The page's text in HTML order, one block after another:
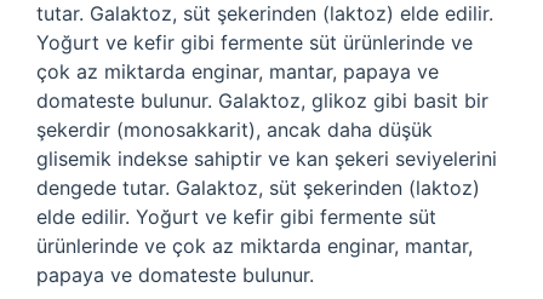
tutar. Galaktoz, süt şekerinden (laktoz) elde edilir.
Yoğurt ve kefir gibi fermente süt ürünlerinde ve
çok az miktarda enginar, mantar, papaya ve
domateste bulunur. Galaktoz, glikoz gibi basit bir
şekerdir (monosakkarit), ancak daha düşük
glisemik indekse sahiptir ve kan şekeri seviyelerini
dengede tutar. Galaktoz, süt şekerinden (laktoz)
elde edilir. Yoğurt ve kefir gibi fermente süt
ürünlerinde ve çok az miktarda enginar, mantar,
papaya ve domateste bulunur.